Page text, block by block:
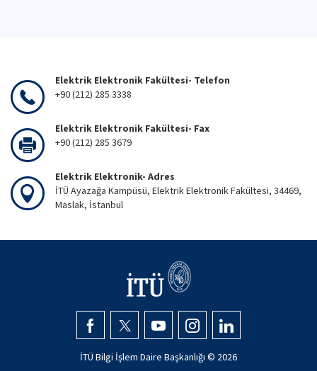
Elektrik Elektronik Fakültesi- Telefon
+90 (212) 285 3338
Elektrik Elektronik Fakültesi- Fax
+90 (212) 285 3679
Elektrik Elektronik- Adres
İTÜ Ayazağa Kampüsü, Elektrik Elektronik Fakültesi, 34469,
Maslak, İstanbul
İTÜ Bilgi İşlem Daire Başkanlığı © 2026